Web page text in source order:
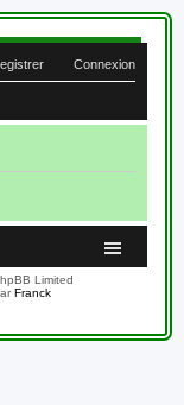
Connexion
Limited
Franck